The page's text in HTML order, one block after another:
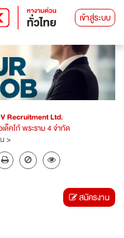
เข้าสู่ระบบ
Recruitment Ltd.
ด็คโก้ พระราม 4 จำกัด
>
สมัครงาน